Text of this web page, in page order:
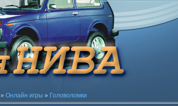
» Онлайн игры » Головоломки